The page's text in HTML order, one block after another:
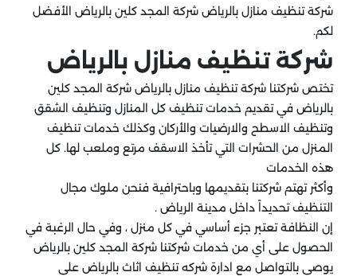
شركة تنظيف منازل بالرياض شركة المجد كلين بالرياض الأفضل
لكم.
شركة تنظيف منازل بالرياض
تختص شركتنا شركة تنظيف منازل بالرياض شركة المجد كلين
بالرياض في تقديم خدمات تنظيف كل المنازل وتنظيف الشقق
وتنظيف الاسطح والارضيات والأركان وكذلك خدمات تنظيف
المنزل من الحشرات التي تأخذ الاسقف مرتع وملعب لها. كل
هذه الخدمات
وأكثر تهتم شركتنا بتقديمها وباحترافية فنحن ملوك مجال
التنظيف تحديداً داخل مدينة الرياض .
إن النظافة تعتبر جزء أساسي في كل منزل ، وفي حال الرغبة في
الحصول على أي من خدمات شركتنا شركة المجد كلين بالرياض
يوصى بالتواصل مع ادارة شركه تنظيف اثاث بالرياض على